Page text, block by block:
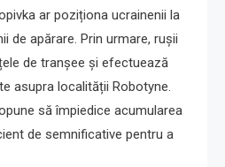
ar poziționa ucrainenii la
de apărare. Prin urmare, rușii
de tranșee și efectuează
asupra localității Robotyne.
să împiedice acumularea
de semnificative pentru a